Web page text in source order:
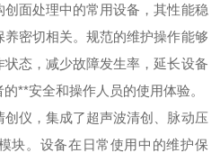
面处理中的常用设备，其性能稳
密切相关。规范的维护操作能够
态，减少故障发生率，延长设备
**安全和操作人员的使用体验。
仪，集成了超声波清创、脉动压
块。设备在日常使用中的维护保